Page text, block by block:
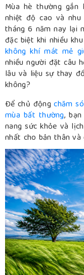
Mùa hè thường gắn
nhiệt độ cao và nhu
tháng 6 năm nay lại
đặc biệt khi nhiều
không khí mát mẻ
nhiều người đặt câu
lâu và liệu sự thay
không?
Để chủ độngchăm
mùa bất thường,
nang sức khỏe và
nhất cho bản thân và